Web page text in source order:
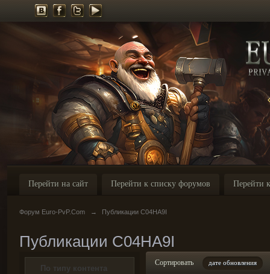
Перейти на сайт Перейти к списку форумов Перейти
Форум Euro-PvP.Com → Публикации C04HA9I
Публикации C04HA9I
По типу контента
Сортировать дате обновления